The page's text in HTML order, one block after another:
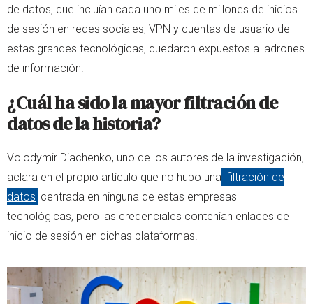
de datos, que incluían cada uno miles de millones de inicios
de sesión en redes sociales, VPN y cuentas de usuario de
estas grandes tecnológicas, quedaron expuestos a ladrones
de información.
¿Cuál ha sido la mayor filtración de
datos de la historia?
Volodymir Diachenko, uno de los autores de la investigación,
aclara en el propio artículo que no hubo una filtración de
datos centrada en ninguna de estas empresas
tecnológicas, pero las credenciales contenían enlaces de
inicio de sesión en dichas plataformas.